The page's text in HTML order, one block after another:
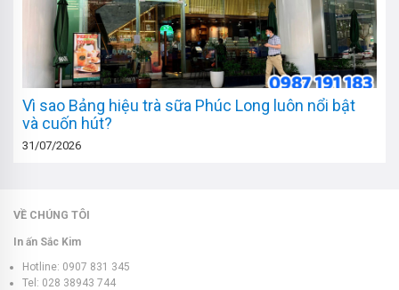
Vì sao Bảng hiệu trà sữa Phúc Long luôn nổi bật
và cuốn hút?
31/07/2026
VỀ CHÚNG TÔI
In ấn Sắc Kim
Hotline: 0907 831 345
Tel: 028 38943 744